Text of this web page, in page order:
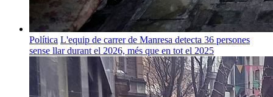
Política L'equip de carrer de Manresa detecta 36 persones
sense llar durant el 2026, més que en tot el 2025